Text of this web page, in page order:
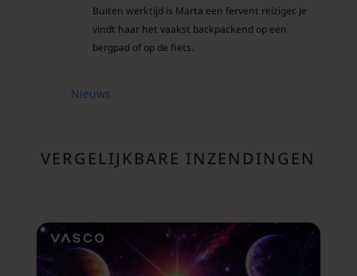
Buiten werktijd is Marta een fervent reiziger. Je
vindt haar het vaakst backpackend op een
bergpad of op de fiets.
Nieuws
VERGELIJKBARE INZENDINGEN